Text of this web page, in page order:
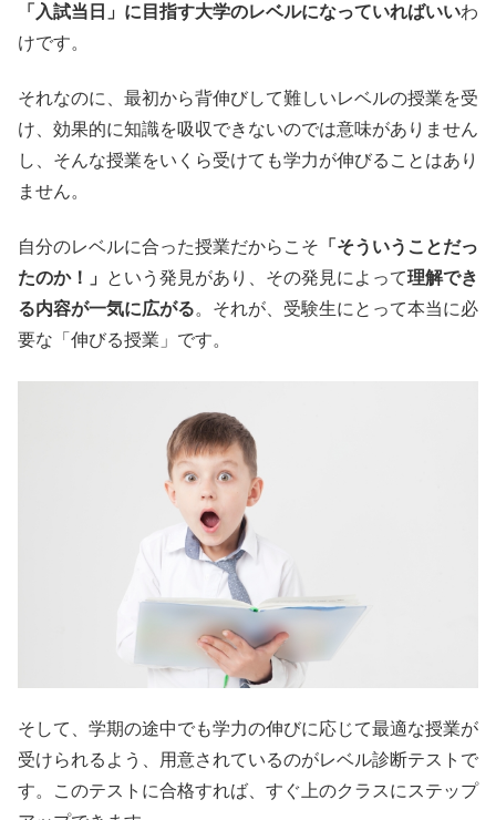
「入試当日」に目指す大学のレベルになっていればいいわ
けです。
それなのに、最初から背伸びして難しいレベルの授業を受
け、効果的に知識を吸収できないのでは意味がありません
し、そんな授業をいくら受けても学力が伸びることはあり
ません。
自分のレベルに合った授業だからこそ 「そういうことだっ
たのか！」
という発見があり、その発見によって理解でき
る内容が一気に広がる。それが、受験生にとって本当に必
要な「伸びる授業」です。
そして、学期の途中でも学力の伸びに応じて最適な授業が
受けられるよう、用意されているのがレベル診断テストで
す。このテストに合格すれば、すぐ上のクラスにステップ